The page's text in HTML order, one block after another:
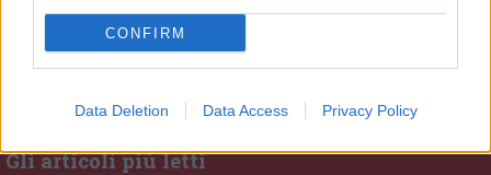
CONFIRM
Data Deletion Data Access Privacy Policy
Commenta
Commenta l'articolo
Gli articoli più letti